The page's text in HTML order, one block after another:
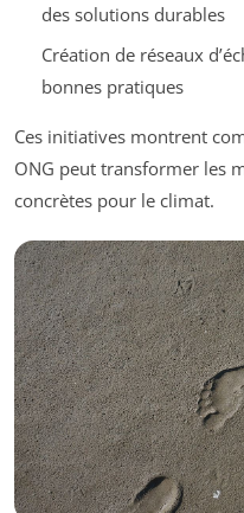
des solutions durables
Création de réseaux
bonnes pratiques
Ces initiatives montrent
ONG peut transformer les
concrètes pour le climat.